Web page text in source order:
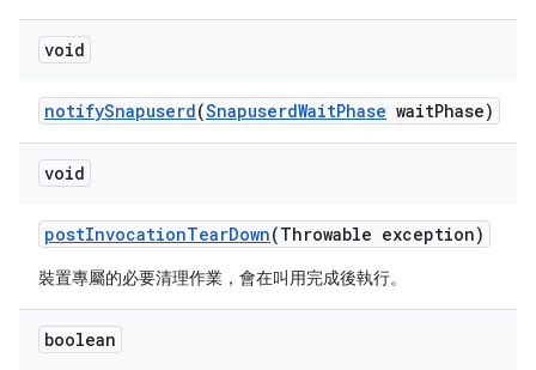
void
notifySnapuserd(SnapuserdWaitPhase waitPhase)
void
postInvocationTearDown(Throwable exception)
裝置專屬的必要清理作業，會在叫用完成後執行。
boolean